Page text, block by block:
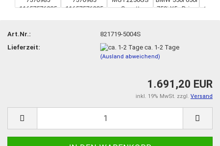
Art.Nr.:
821719-5004S
Lieferzeit:
ca. 1-2 Tage
(Ausland abweichend)
1.691,20 EUR
inkl. 19% MwSt. zzgl. Versand